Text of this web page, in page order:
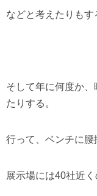
などと考えたりもす
そして年に何度か
たりする。
行って、ベンチに腰
展示場には40社近